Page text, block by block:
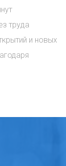
труда
и новых